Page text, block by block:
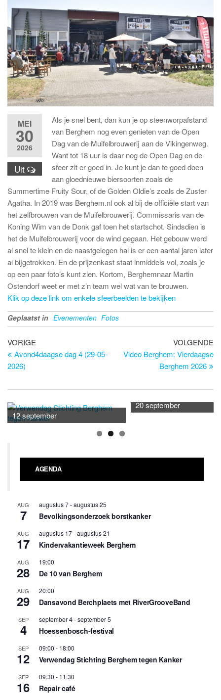
MEI
30
2026
Uit
Als je snel bent, dan kun je op steenworpafstand
van Berghem nog even genieten van de Open
Dag van de Muifelbrouwerij aan de Vikingenweg.
Want tot 18 uur is daar nog de Open Dag en de
sfeer zit er goed in. Je kunt je dan te goed doen
aan gloednieuwe biersoorten zoals de
Summertime Fruity Sour, of de Golden Oldie’s zoals de Zuster
Agatha. In 2019 was Berghem.nl ook al bij de officiële start van
het zelfbrouwen van de Muifelbrouwerij. Commissaris van de
Koning Wim van de Donk gaf toen het startschot. Sindsdien is
het de Muifelbrouwerij voor de wind gegaan. Het gebouw werd
al snel te klein en de naastgelegen hal is er een aantal jaren later
al bijgetrokken. En de prijzenkast staat inmiddels vol, zoals je
op een paar foto’s kunt zien. Kortom, Berghemnaar Martin
Ostendorf weet er met z’n team wel wat van te brouwen.
Klik op deze link om enkele sfeerbeelden te bekijken
Geplaatst in Evenementen Fotos
Bericht
navigatie
Vorig
bericht
VORIGE
Avond4daagse dag 4 (29-05-
2026)
VOLGENDE
Video Berghem: Vierdaagse
Berghem 2026
12 september
20 september
AGENDA
AUG
7
augustus 7-augustus 25
Bevolkingsonderzoek borstkanker
AUG
17
augustus 17-augustus 21
Kindervakantieweek Berghem
AUG
28
19:00
De 10 van Berghem
AUG
29
20:00
Dansavond Berchplaets met RiverGrooveBand
SEP
4
september 4-september 5
Hoessenbosch-festival
SEP
12
09:00 - 18:00
Verwendag Stichting Berghem tegen Kanker
SEP
16
09:30 - 11:30
Repair café